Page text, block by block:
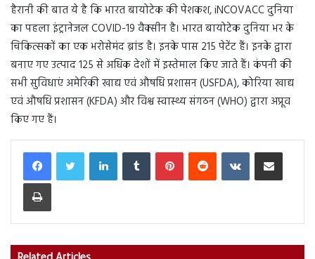
हैरानी की बात ये है कि भारत बायोटेक की पेशकश, iNCOVACC दुनिया
का पहला इंट्रानेजल COVID-19 वैक्सीन है। भारत बायोटेक दुनिया भर के
चिकित्सकों का एक भरोसेमंद ब्रांड है। इनके पास 215 पेटेंट हैं। इनके द्वारा
बनाए गए उत्पाद 125 से अधिक देशों में इस्तेमाल किए जाते हैं। कंपनी की
सभी सुविधाएं अमेरिकी खाद्य एवं औषधि प्रशासन (USFDA), कोरिया खाद्य
एवं औषधि प्रशासन (KFDA) और विश्व स्वास्थ्य संगठन (WHO) द्वारा अप्रूव
किए गए हैं।
LinkedInTumblr PinterestReddit VKontakteShare via Email
Print